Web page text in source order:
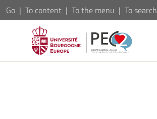
Go To content To the menu To search